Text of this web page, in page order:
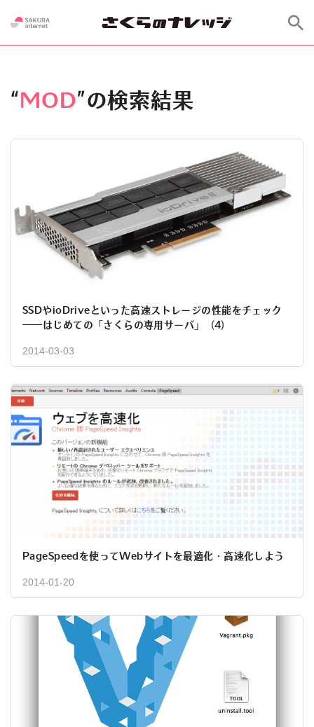
“ MOD”の検索結果
SSDやioDriveといった高速ストレージの性能をチェック
――はじめての「さくらの専用サーバ」（4）
2014-03-03
PageSpeedを使ってWebサイトを最適化・高速化しよう
2014-01-20